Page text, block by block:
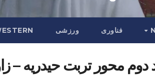
فناوری ورزشی
دوم محور تربت حیدریه –